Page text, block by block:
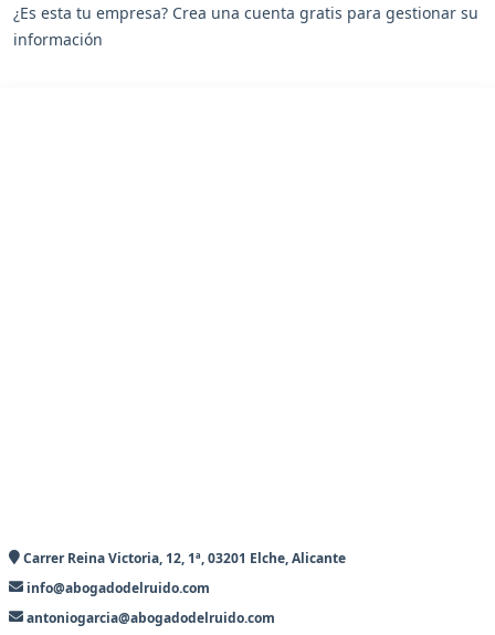
¿Es esta tu empresa? Crea una cuenta gratis para gestionar su
información
Carrer Reina Victoria, 12, 1ª, 03201 Elche, Alicante
info@abogadodelruido.com
antoniogarcia@abogadodelruido.com